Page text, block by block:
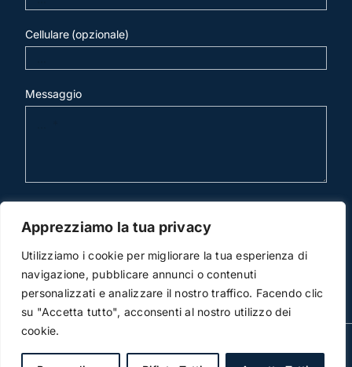
Apprezziamo la tua privacy
Utilizziamo i cookie per migliorare la tua esperienza di
navigazione, pubblicare annunci o contenuti
personalizzati e analizzare il nostro traffico. Facendo clic
su "Accetta tutto", acconsenti al nostro utilizzo dei
cookie.
Cellulare (opzionale)
Messaggio
invia mail
© Copyright 2012 -2014 | Studio Legale Scicchitano | All